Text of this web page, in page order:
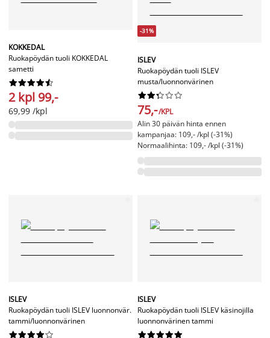
KOKKEDAL
Ruokapöydän tuoli KOKKEDAL
sametti






2 kpl 99,-
69,99 /kpl
-31%
ISLEV
Ruokapöydän tuoli ISLEV
musta/luonnonvärinen






75,-/KPL
Alin 30 päivän hinta ennen
kampanjaa: 109,- /kpl (-31%)
Normaalihinta: 109,- /kpl (-31%)
ISLEV
Ruokapöydän tuoli ISLEV luonnonvär.
tammi/luonnonvärinen






ISLEV
Ruokapöydän tuoli ISLEV käsinojilla
luonnonvärinen tammi





